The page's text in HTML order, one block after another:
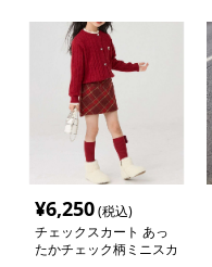
¥6,250(税込)
チェックスカート あっ
たかチェック柄ミニスカ